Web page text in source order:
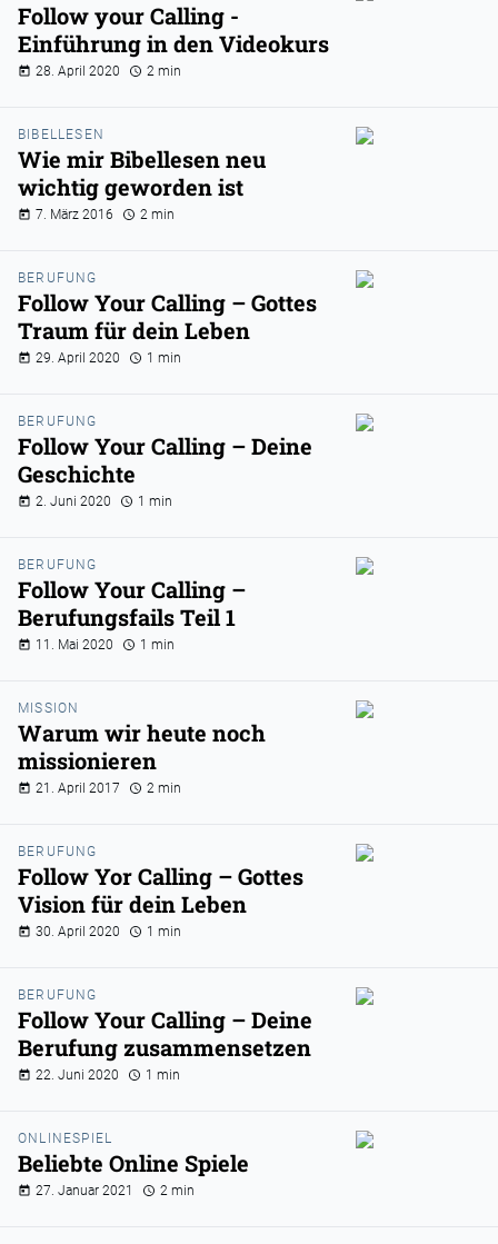
Follow your Calling -
Einführung in den Videokurs
28. April 2020 2 min
BIBELLESEN
Wie mir Bibellesen neu
wichtig geworden ist
7. März 2016 2 min
BERUFUNG
Follow Your Calling – Gottes
Traum für dein Leben
29. April 2020 1 min
BERUFUNG
Follow Your Calling – Deine
Geschichte
2. Juni 2020 1 min
BERUFUNG
Follow Your Calling –
Berufungsfails Teil 1
11. Mai 2020 1 min
MISSION
Warum wir heute noch
missionieren
21. April 2017 2 min
BERUFUNG
Follow Yor Calling – Gottes
Vision für dein Leben
30. April 2020 1 min
BERUFUNG
Follow Your Calling – Deine
Berufung zusammensetzen
22. Juni 2020 1 min
ONLINESPIEL
Beliebte Online Spiele
27. Januar 2021 2 min